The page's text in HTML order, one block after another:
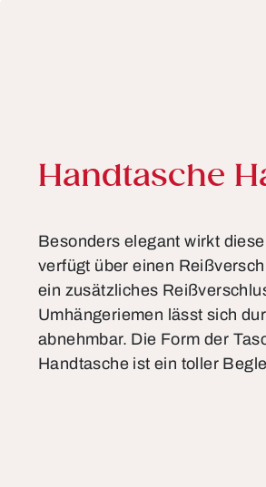
Handtasche
Besonders elegant wirkt
verfügt über einen
ein zusätzliches
Umhängeriemen lässt sich
abnehmbar. Die Form der
Handtasche ist ein toller